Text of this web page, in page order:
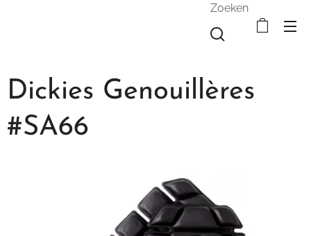
Zoeken
Dickies Genouillères
#SA66